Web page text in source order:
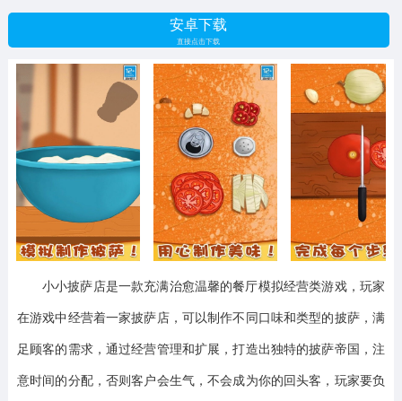
模拟游戏
文字游戏 角色扮演
安卓下载
直接点击下载
小小披萨店是一款充满治愈温馨的餐厅模拟经营类游戏，玩家
在游戏中经营着一家披萨店，可以制作不同口味和类型的披萨，满
足顾客的需求，通过经营管理和扩展，打造出独特的披萨帝国，注
意时间的分配，否则客户会生气，不会成为你的回头客，玩家要负